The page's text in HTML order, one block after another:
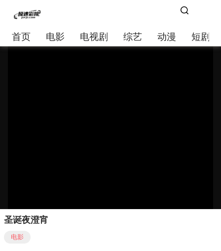
首页 电影 电视剧 综艺 动漫 短剧
圣诞夜澄宵
电影